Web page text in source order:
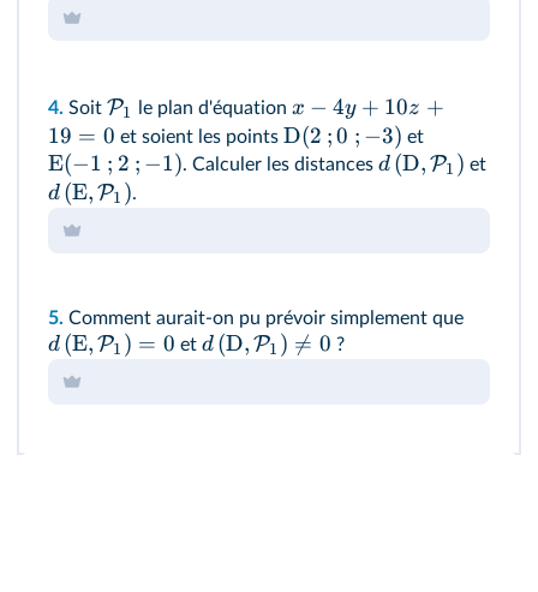
4. Soit P1 le plan d'équation x − 4y + 10z +
19 = 0 et soient les points D(2 ;0 ; −3) et
E(−1 ; 2 ; −1). Calculer les distancesd (D, P1 ) et
d (E, P1 ).
5. Comment aurait-on pu prévoir simplement que
d (E, P1 ) = 0 et d (D, P1 ) 
= 0 ?